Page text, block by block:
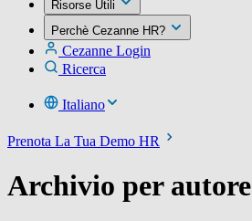
Risorse Utili
Perchè Cezanne HR?
Cezanne Login
Ricerca
Italiano
Prenota La Tua Demo HR
Archivio per autore